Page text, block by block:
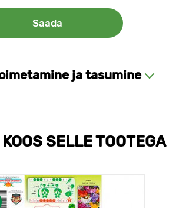
ja tasumine
SELLE TOOTEGA